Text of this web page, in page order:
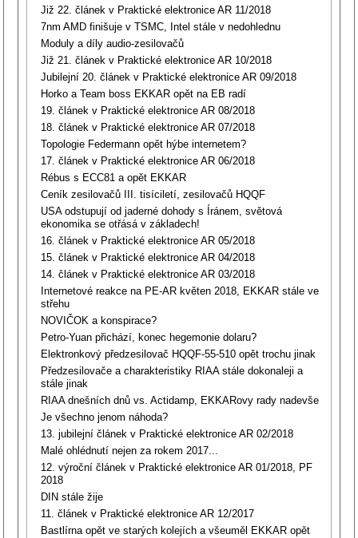
Již 22. článek v Praktické elektronice AR 11/2018
7nm AMD finišuje v TSMC, Intel stále v nedohlednu
Moduly a díly audio-zesilovačů
Již 21. článek v Praktické elektronice AR 10/2018
Jubilejní 20. článek v Praktické elektronice AR 09/2018
Horko a Team boss EKKAR opět na EB radí
19. článek v Praktické elektronice AR 08/2018
18. článek v Praktické elektronice AR 07/2018
Topologie Federmann opět hýbe internetem?
17. článek v Praktické elektronice AR 06/2018
Rébus s ECC81 a opět EKKAR
Ceník zesilovačů III. tisíciletí, zesilovačů HQQF
USA odstupují od jaderné dohody s Íránem, světová
ekonomika se otřásá v základech!
16. článek v Praktické elektronice AR 05/2018
15. článek v Praktické elektronice AR 04/2018
14. článek v Praktické elektronice AR 03/2018
Internetové reakce na PE-AR květen 2018, EKKAR stále ve
střehu
NOVIČOK a konspirace?
Petro-Yuan přichází, konec hegemonie dolaru?
Elektronkový předzesilovač HQQF-55-510 opět trochu jinak
Předzesilovače a charakteristiky RIAA stále dokonaleji a
stále jinak
RIAA dnešních dnů vs. Actidamp, EKKARovy rady nadevše
Je všechno jenom náhoda?
13. jubilejní článek v Praktické elektronice AR 02/2018
Malé ohlédnutí nejen za rokem 2017...
12. výroční článek v Praktické elektronice AR 01/2018, PF
2018
DIN stále žije
11. článek v Praktické elektronice AR 12/2017
Bastlírna opět ve starých kolejích a všeuměl EKKAR opět